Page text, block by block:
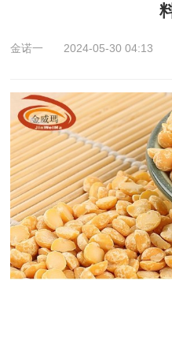
金诺一 2024-05-30 04:13